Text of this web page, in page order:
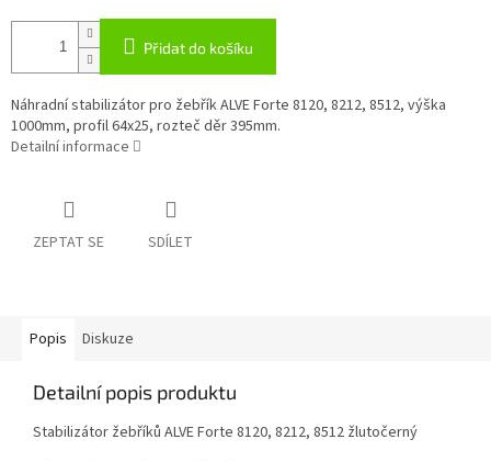
Přidat do košíku
Náhradní stabilizátor pro žebřík ALVE Forte 8120, 8212, 8512, výška
1000mm, profil 64x25, rozteč děr 395mm.
Detailní informace
ZEPTAT SE SDÍLET
Popis Diskuze
Detailní popis produktu
Stabilizátor žebříků ALVE Forte 8120, 8212, 8512 žlutočerný